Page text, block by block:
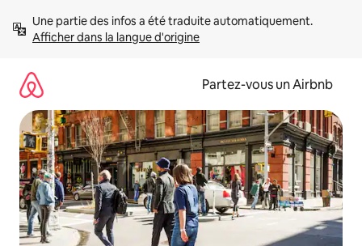
directement
Afficher dans la langue d'origine
Partez-vous un Airbnb